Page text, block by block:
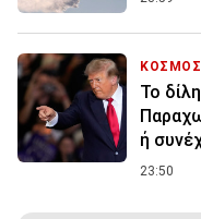
ΚΟΣΜΟΣ
Το
ή
23:50